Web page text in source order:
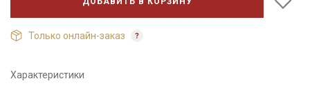
Только онлайн-заказ
Характеристики